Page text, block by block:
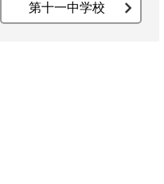
第十一中学校